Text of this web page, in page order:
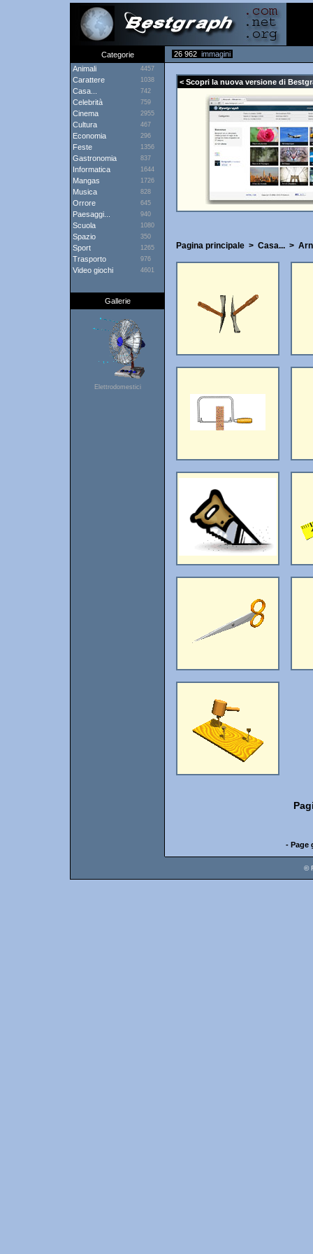
Categorie 26 962 immagini
Animali
4457
Carattere 1038
Casa... 742
Celebrità 759
Cinema 2955
Cultura 467
Economia 296
Feste 1356
Gastronomia 837
Informatica 1644
Mangas 1726
Musica 828
Orrore 645
Paesaggi... 940
Scuola 1080
Spazio 350
Sport 1265
Trasporto 976
Video giochi 4601
Gallerie
Elettrodomestici
< Scopri la nuova versione di
Pagina principale > Casa... >
- Page
©